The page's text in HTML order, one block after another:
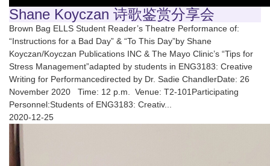
Shane Koyczan 诗歌鉴赏分享会
Brown Bag ELLS Student Reader’s Theatre Performance of:
“Instructions for a Bad Day” & “To This Day”by Shane
Koyczan/Koyczan Publications INC & The Mayo Clinic’s “Tips for
Stress Management”adapted by students in ENG3183: Creative
Writing for Performancedirected by Dr. Sadie ChandlerDate: 26
November 2020 Time: 12 p.m. Venue: T2-101Participating
Personnel:Students of ENG3183: Creativ...
2020-12-25